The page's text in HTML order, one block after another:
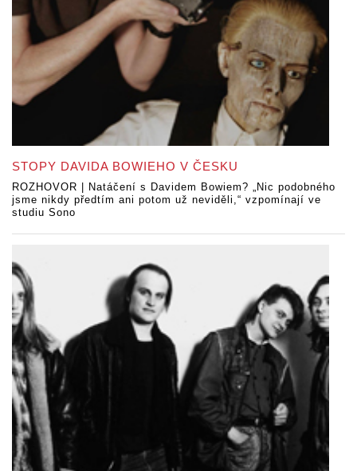
STOPY DAVIDA BOWIEHO V ČESKU
ROZHOVOR | Natáčení s Davidem Bowiem? „Nic podobného
jsme nikdy předtím ani potom už neviděli,“ vzpomínají ve
studiu Sono